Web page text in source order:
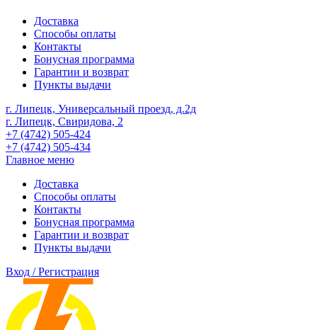
Доставка
Способы оплаты
Контакты
Бонусная программа
Гарантии и возврат
Пункты выдачи
г. Липецк, Универсальный проезд, д.2д
г. Липецк, Свиридова, 2
+7 (4742) 505-424
+7 (4742) 505-434
Главное меню
Доставка
Способы оплаты
Контакты
Бонусная программа
Гарантии и возврат
Пункты выдачи
Вход / Регистрация